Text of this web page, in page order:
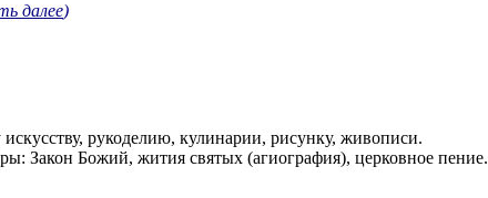
далее)
рукоделию, кулинарии, рисунку, живописи.
Закон Божий, жития святых (агиография), церковное пение.